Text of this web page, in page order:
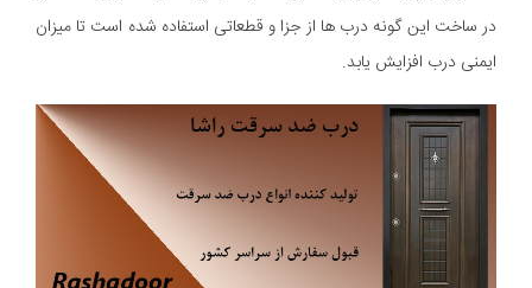
در ساخت این گونه درب ها از جزا و قطعاتی استفاده شده است تا میزان
ایمنی درب افزایش یابد.